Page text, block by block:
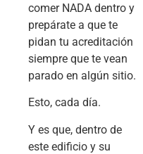
comer NADA dentro y
prepárate a que te
pidan tu acreditación
siempre que te vean
parado en algún sitio.
Esto, cada día.
Y es que, dentro de
este edificio y su